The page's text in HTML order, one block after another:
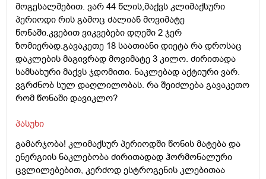
მოგესალმებით. ვარ 44 წლის,მაქვს კლიმაქსური
პერიოდი რის გამოც ძალიან მოვიმატე
წონაში.კვებით ვიკვებები დღეში 2 ჯერ
ზომიერად.გავაკეთე 18 საათიანი დიეტა რა დროსაც
დაკლების მაგივრად მოვიმატე 3 კილო. ძირითადა
სამსახური მაქვს ჯდომითი. ნაკლებად აქტიური ვარ.
ვგრძნობ სულ დაღლილობას. რა შეიძლება გავაკეთო
რომ წონაში დავიკლო?
პასუხი
გამარჯობა! კლიმაქსურ პერიოდში წონის მატება და
ენერგიის ნაკლებობა ძირითადად ჰორმონალური
ცვლილებებით, კერძოდ ესტროგენის კლებითაა